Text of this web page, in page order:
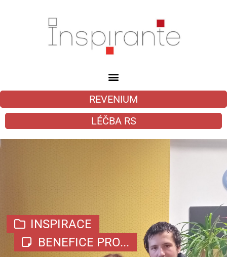
REVENIUM
LÉČBA RS
INSPIRACE
BENEFICE PRO...